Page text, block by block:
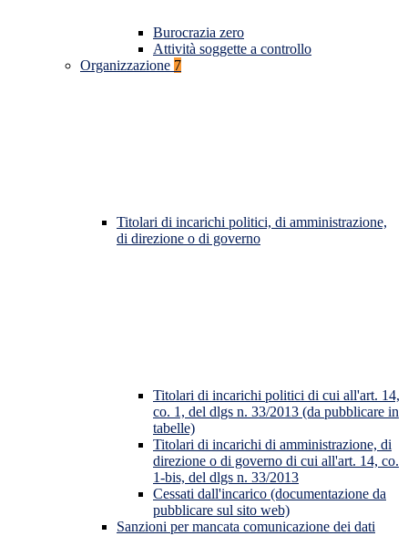
Burocrazia zero
Attività soggette a controllo
Organizzazione 7
Titolari di incarichi politici, di amministrazione,
di direzione o di governo
Titolari di incarichi politici di cui all'art. 14,
co. 1, del dlgs n. 33/2013 (da pubblicare in
tabelle)
Titolari di incarichi di amministrazione, di
direzione o di governo di cui all'art. 14, co.
1-bis, del dlgs n. 33/2013
Cessati dall'incarico (documentazione da
pubblicare sul sito web)
Sanzioni per mancata comunicazione dei dati